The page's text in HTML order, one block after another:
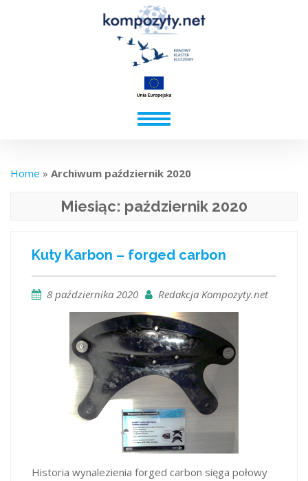
Home » Archiwum październik 2020
Miesiąc: październik 2020
Kuty Karbon – forged carbon
8 października 2020 Redakcja Kompozyty.net
Historia wynalezienia forged carbon sięga połowy